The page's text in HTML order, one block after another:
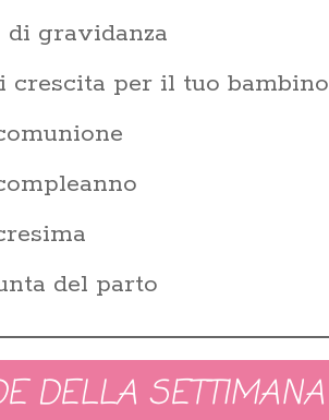
di gravidanza
per il tuo bambino
del parto
DELLA SETTIMANA